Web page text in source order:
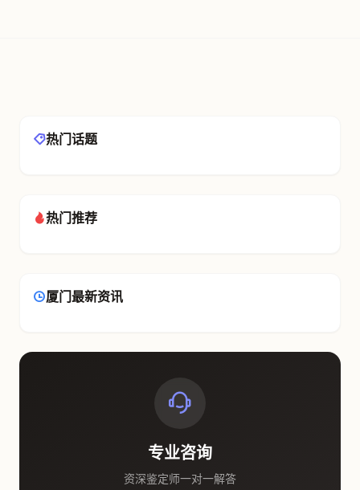
热门话题
热门推荐
厦门最新资讯
专业咨询
资深鉴定师一对一解答